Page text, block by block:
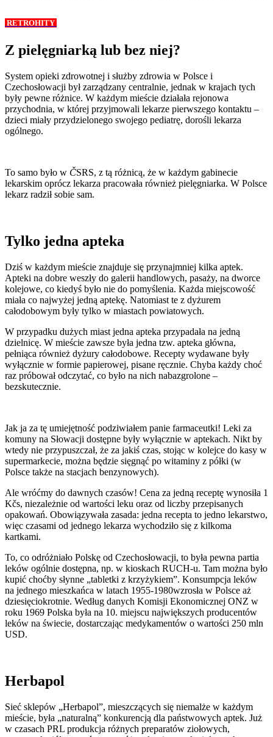
RETROHITY
Z pielęgniarką lub bez niej?
System opieki zdrowotnej i służby zdrowia w Polsce i
Czechosłowacji był zarządzany centralnie, jednak w krajach tych
były pewne różnice. W każdym mieście działała rejonowa
przychodnia, w której przyjmowali lekarze pierwszego kontaktu –
dzieci miały przydzielonego swojego pediatrę, dorośli lekarza
ogólnego.
To samo było w ČSRS, z tą różnicą, że w każdym gabinecie
lekarskim oprócz lekarza pracowała również pielęgniarka. W Polsce
lekarz radził sobie sam.
Tylko jedna apteka
Dziś w każdym mieście znajduje się przynajmniej kilka aptek.
Apteki na dobre weszły do galerii handlowych, pasaży, na dworce
kolejowe, co kiedyś było nie do pomyślenia. Każda miejscowość
miała co najwyżej jedną aptekę. Natomiast te z dyżurem
całodobowym były tylko w miastach powiatowych.
W przypadku dużych miast jedna apteka przypadała na jedną
dzielnicę. W mieście zawsze była jedna tzw. apteka główna,
pełniąca również dyżury całodobowe. Recepty wydawane były
wyłącznie w formie papierowej, pisane ręcznie. Chyba każdy choć
raz próbował odczytać, co było na nich nabazgrolone –
bezskutecznie.
Jak ja za tę umiejętność podziwiałem panie farmaceutki! Leki za
komuny na Słowacji dostępne były wyłącznie w aptekach. Nikt by
wtedy nie przypuszczał, że za jakiś czas, stojąc w kolejce do kasy w
supermarkecie, można będzie sięgnąć po witaminy z półki (w
Polsce także na stacjach benzynowych).
Ale wróćmy do dawnych czasów! Cena za jedną receptę wynosiła 1
Kčs, niezależnie od wartości leku oraz od liczby przepisanych
opakowań. Obowiązywała zasada: jedna recepta to jedno lekarstwo,
więc czasami od jednego lekarza wychodziło się z kilkoma
kartkami.
To, co odróżniało Polskę od Czechosłowacji, to była pewna partia
leków ogólnie dostępna, np. w kioskach RUCH-u. Tam można było
kupić choćby słynne „tabletki z krzyżykiem”. Konsumpcja leków
na jednego mieszkańca w latach 1955-1980wzrosła w Polsce aż
dziesięciokrotnie. Według danych Komisji Ekonomicznej ONZ w
roku 1969 Polska była na 10. miejscu największych producentów
leków na świecie, dostarczając medykamentów o wartości 250 mln
USD.
Herbapol
Sieć sklepów „Herbapol”, mieszczących się niemalże w każdym
mieście, była „naturalną” konkurencją dla państwowych aptek. Już
w czasach PRL produkcja różnych preparatów ziołowych,